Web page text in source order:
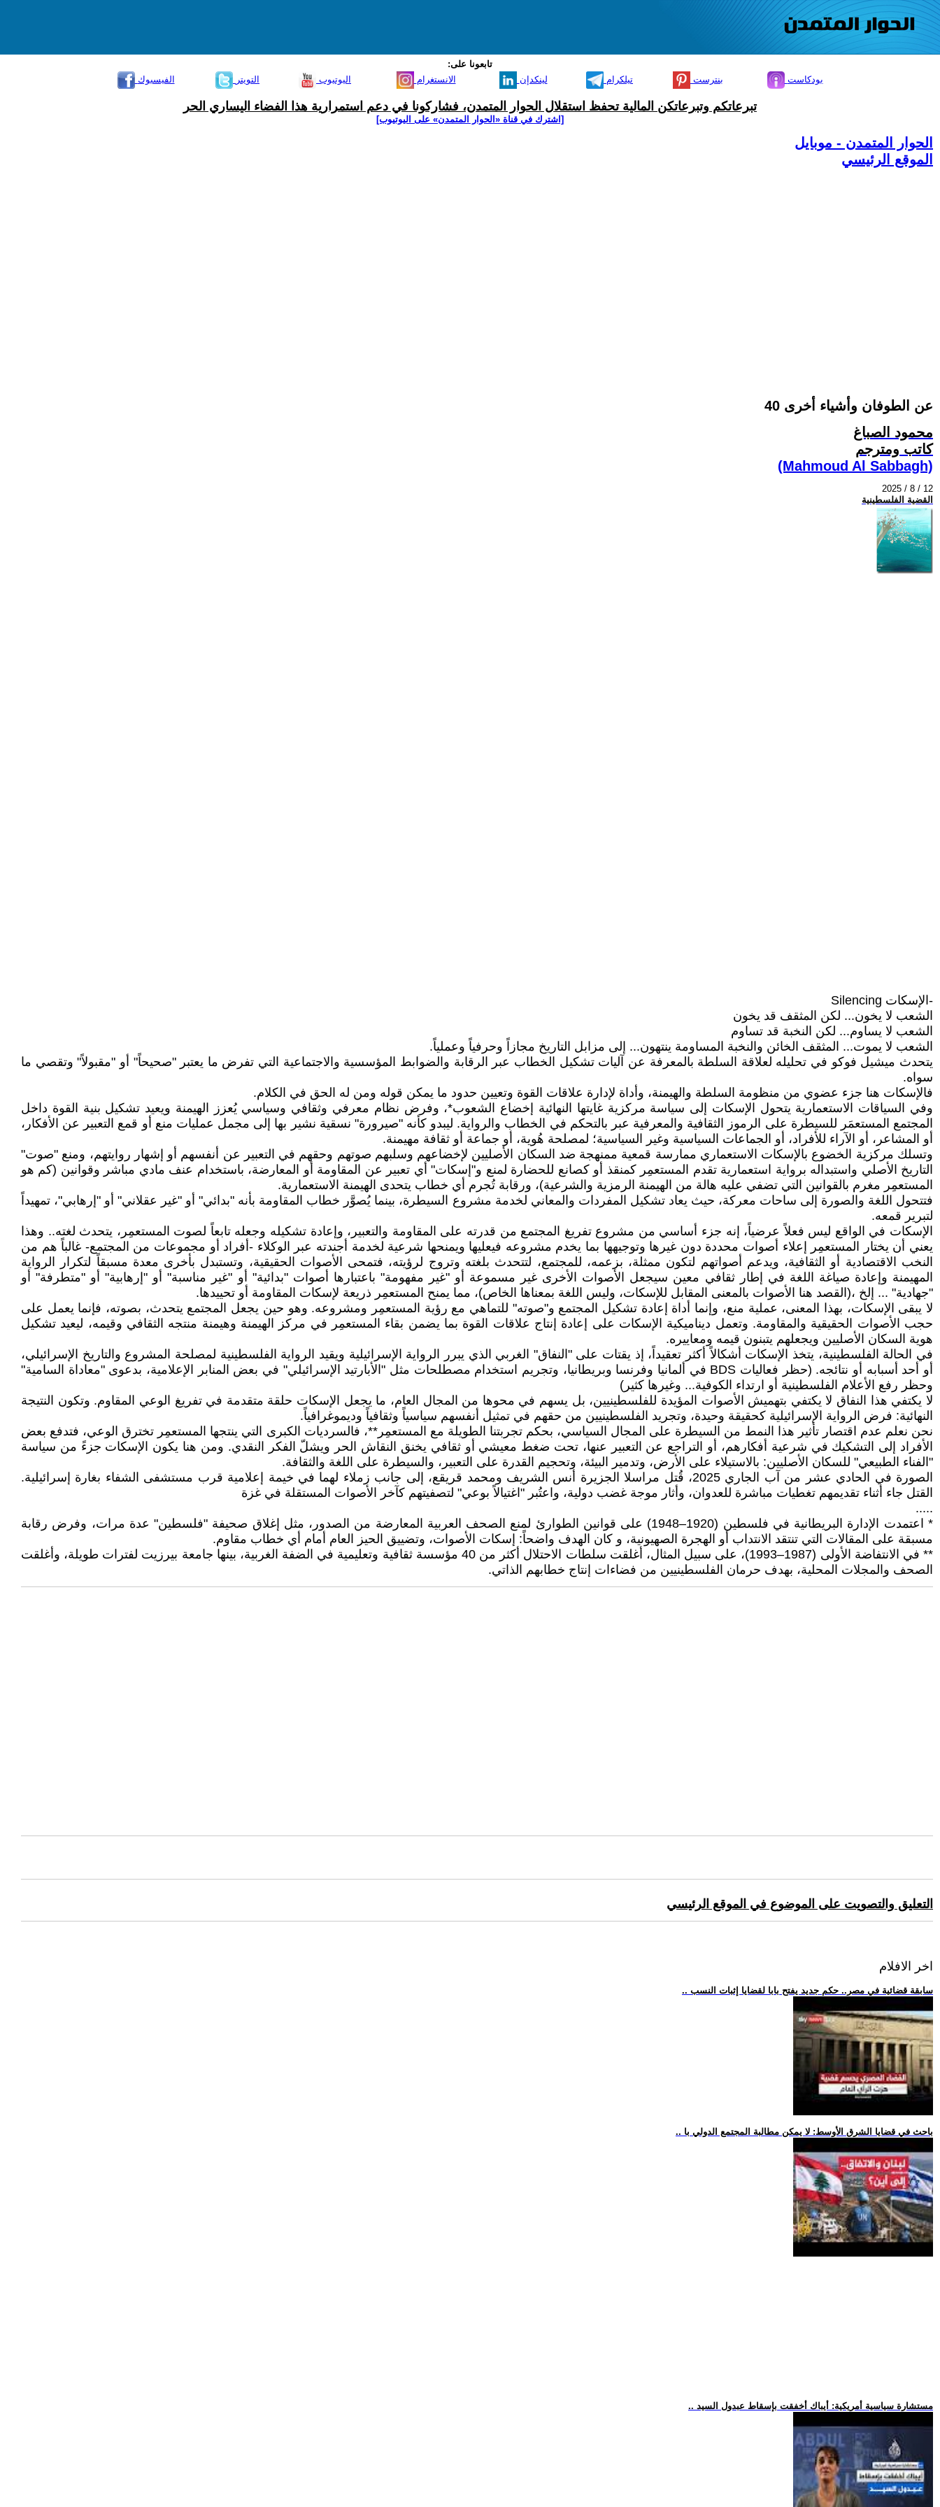
تابعونا على:
الفيسبوك
التويتر اليوتيوب الانستغرام لينكدإن تيلكرام بنترست بودكاست
تبرعاتكم وتبرعاتكن المالية تحفظ استقلال الحوار المتمدن، فشاركونا في دعم استمرارية هذا الفضاء اليساري الحر
[اشترك في قناة ‫«الحوار المتمدن» على اليوتيوب]
الحوار المتمدن - موبايل
الموقع الرئيسي
عن الطوفان وأشياء أخرى 40
محمود الصباغ
كاتب ومترجم
(Mahmoud Al Sabbagh)
2025 / 8 / 12
القضية الفلسطينية
-الإسكات Silencing
الشعب لا يخون... لكن المثقف قد يخون
الشعب لا يساوم... لكن النخبة قد تساوم
الشعب لا يموت... المثقف الخائن والنخبة المساومة ينتهون... إلى مزابل التاريخ مجازاً وحرفياً وعملياً.
يتحدث ميشيل فوكو في تحليله لعلاقة السلطة بالمعرفة عن آليات تشكيل الخطاب عبر الرقابة والضوابط المؤسسية والاجتماعية التي تفرض ما يعتبر "صحيحاً" أو "مقبولاً" وتقصي ما
سواه.
فالإسكات هنا جزء عضوي من منظومة السلطة والهيمنة، وأداة لإدارة علاقات القوة وتعيين حدود ما يمكن قوله ومن له الحق في الكلام.
وفي السياقات الاستعمارية يتحول الإسكات إلى سياسة مركزية غايتها النهائية إخضاع الشعوب*، وفرض نظام معرفي وثقافي وسياسي يُعزز الهيمنة ويعيد تشكيل بنية القوة داخل
المجتمع المستعمَر للسيطرة على الرموز الثقافية والمعرفية عبر بالتحكم في الخطاب والرواية. ليبدو كأنه "صيرورة" نسقية نشير بها إلى مجمل عمليات منع أو قمع التعبير عن الأفكار،
أو المشاعر، أو الآراء للأفراد، أو الجماعات السياسية وغير السياسية؛ لمصلحة هُوية، أو جماعة أو ثقافة مهيمنة.
وتسلك مركزية الخضوع بالإسكات الاستعماري ممارسة قمعية ممنهجة ضد السكان الأصليين لإخضاعهم وسلبهم صوتهم وحقهم في التعبير عن أنفسهم أو إشهار روايتهم، ومنع "صوت"
التاريخ الأصلي واستبداله برواية استعمارية تقدم المستعمِر كمنقذ أو كصانع للحضارة لمنع و"إسكات" أي تعبير عن المقاومة أو المعارضة، باستخدام عنف مادي مباشر وقوانين (كم هو
المستعمِر مغرم بالقوانين التي تضفي عليه هالة من الهيمنة الرمزية والشرعية)، ورقابة تُجرم أي خطاب يتحدى الهيمنة الاستعمارية.
فتتحول اللغة والصورة إلى ساحات معركة، حيث يعاد تشكيل المفردات والمعاني لخدمة مشروع السيطرة، بينما يُصوَّر خطاب المقاومة بأنه "بدائي" أو "غير عقلاني" أو "إرهابي"، تمهيداً
لتبرير قمعه.
الإسكات في الواقع ليس فعلاً عرضياً، إنه جزء أساسي من مشروع تفريغ المجتمع من قدرته على المقاومة والتعبير، وإعادة تشكيله وجعله تابعاً لصوت المستعمِر، يتحدث لغته.. وهذا
يعني أن يختار المستعمِر إعلاء أصوات محددة دون غيرها وتوجيهها بما يخدم مشروعه فيعليها ويمنحها شرعية لخدمة أجندته عبر الوكلاء -أفراد أو مجموعات من المجتمع- غالباً هم من
النخب الاقتصادية أو الثقافية، ويدعم أصواتهم لتكون ممثلة، بزعمه، للمجتمع، لتتحدث بلغته وتروج لرؤيته، فتمحى الأصوات الحقيقية، وتستبدل بأخرى معدة مسبقاً لتكرار الرواية
المهيمنة وإعادة صياغة اللغة في إطار ثقافي معين سيجعل الأصوات الأخرى غير مسموعة أو "غير مفهومة" باعتبارها أصوات "بدائية" أو "غير مناسبة" أو "إرهابية" أو "متطرفة" أو
"جهادية" ... إلخ ،(القصد هنا الأصوات بالمعنى المقابل للإسكات، وليس اللغة بمعناها الخاص)، مما يمنح المستعمِر ذريعة لإسكات المقاومة أو تحييدها.
لا يبقى الإسكات، بهذا المعنى، عملية منع، وإنما أداة إعادة تشكيل المجتمع و"صوته" للتماهي مع رؤية المستعمِر ومشروعه. وهو حين يجعل المجتمع يتحدث، بصوته، فإنما يعمل على
حجب الأصوات الحقيقية والمقاومة. وتعمل ديناميكية الإسكات على إعادة إنتاج علاقات القوة بما يضمن بقاء المستعمِر في مركز الهيمنة وهيمنة منتجه الثقافي وقيمه، ليعيد تشكيل
هوية السكان الأصليين ويجعلهم يتبنون قيمه ومعاييره.
في الحالة الفلسطينية، يتخذ الإسكات أشكالاً أكثر تعقيداً، إذ يقتات على "النفاق" الغربي الذي يبرر الرواية الإسرائيلية ويقيد الرواية الفلسطينية لمصلحة المشروع والتاريخ الإسرائيلي،
أو أحد أسبابه أو نتائجه. (حظر فعاليات BDS في ألمانيا وفرنسا وبريطانيا، وتجريم استخدام مصطلحات مثل "الأبارتيد الإسرائيلي" في بعض المنابر الإعلامية، بدعوى "معاداة السامية"
وحظر رفع الأعلام الفلسطينية أو ارتداء الكوفية... وغيرها كثير)
لا يكتفي هذا النفاق لا يكتفي بتهميش الأصوات المؤيدة للفلسطينيين، بل يسهم في محوها من المجال العام، ما يجعل الإسكات حلقة متقدمة في تفريغ الوعي المقاوم. وتكون النتيجة
النهائية: فرض الرواية الإسرائيلية كحقيقة وحيدة، وتجريد الفلسطينيين من حقهم في تمثيل أنفسهم سياسياً وثقافياً وديموغرافياً.
نحن نعلم عدم اقتصار تأثير هذا النمط من السيطرة على المجال السياسي، بحكم تجربتنا الطويلة مع المستعمِر**، فالسرديات الكبرى التي ينتجها المستعمِر تخترق الوعي، فتدفع بعض
الأفراد إلى التشكيك في شرعية أفكارهم، أو التراجع عن التعبير عنها، تحت ضغط معيشي أو ثقافي يخنق النقاش الحر ويشلّ الفكر النقدي. ومن هنا يكون الإسكات جزءً من سياسة
"الفناء الطبيعي" للسكان الأصليين: بالاستيلاء على الأرض، وتدمير البيئة، وتحجيم القدرة على التعبير، والسيطرة على اللغة والثقافة.
الصورة في الحادي عشر من آب الجاري 2025، قُتل مراسلا الجزيرة أنس الشريف ومحمد قريقع، إلى جانب زملاء لهما في خيمة إعلامية قرب مستشفى الشفاء بغارة إسرائيلية.
القتل جاء أثناء تقديمهم تغطيات مباشرة للعدوان، وأثار موجة غضب دولية، واعتُبر "اغتيالاً بوعي" لتصفيتهم كآخر الأصوات المستقلة في غزة
.....
* اعتمدت الإدارة البريطانية في فلسطين (1920–1948) على قوانين الطوارئ لمنع الصحف العربية المعارضة من الصدور، مثل إغلاق صحيفة "فلسطين" عدة مرات، وفرض رقابة
مسبقة على المقالات التي تنتقد الانتداب أو الهجرة الصهيونية، و كان الهدف واضحاً: إسكات الأصوات، وتضييق الحيز العام أمام أي خطاب مقاوم.
** في الانتفاضة الأولى (1987–1993)، على سبيل المثال، أغلقت سلطات الاحتلال أكثر من 40 مؤسسة ثقافية وتعليمية في الضفة الغربية، بينها جامعة بيرزيت لفترات طويلة، وأغلقت
الصحف والمجلات المحلية، بهدف حرمان الفلسطينيين من فضاءات إنتاج خطابهم الذاتي.
التعليق والتصويت على الموضوع في الموقع الرئيسي
اخر الافلام
.. سابقة قضائية في مصر.. حكم جديد يفتح بابا لقضايا إثبات النسب
.. باحث في قضايا الشرق الأوسط: لا يمكن مطالبة المجتمع الدولي با
.. مستشارة سياسية أمريكية: أيباك أخفقت بإسقاط عبدول السيد